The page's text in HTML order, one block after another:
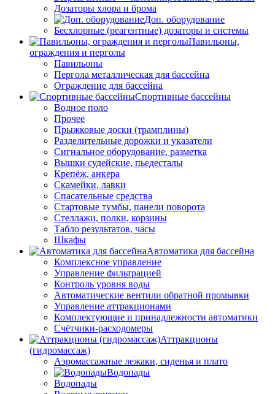
Дозаторы хлора и брома
Доп. оборудование
Бесхлорные (реагентные) дозаторы и системы
Павильоны,
ограждения и перголы
Павильоны
Пергола металлическая для бассейна
Ограждение для бассейна
Спортивные бассейны
Водное поло
Прочее
Прыжковые доски (трамплины)
Разделительные дорожки и указатели
Cигнальное оборудование, разметка
Вышки судейские, пьедесталы
Крепёж, анкера
Скамейки, лавки
Спасательные средства
Стартовые тумбы, панели поворота
Стеллажи, полки, корзины
Табло результатов, часы
Шкафы
Автоматика для бассейна
Комплексное управление
Управление фильтрацией
Контроль уровня воды
Автоматические вентили обратной промывки
Управление аттракционами
Комплектующие и принадлежности автоматики
Счётчики-расходомеры
Аттракционы
(гидромассаж)
Аэромассажные лежаки, сиденья и плато
Водопады
Водопады